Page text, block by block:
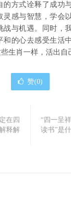
的方式诠释了成功
灵感与智慧，学会
战与机遇。同时，
的心去感受生活
生肖一样，活出自
赞(0)
在四
释解
“四一呈
读书”是